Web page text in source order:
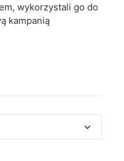
wykorzystali go do
kampanią